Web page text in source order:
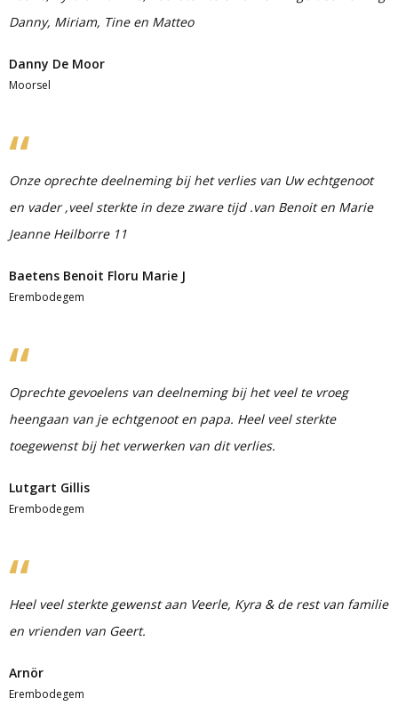
Danny, Miriam, Tine en Matteo
Danny De Moor
Moorsel
Onze oprechte deelneming bij het verlies van Uw echtgenoot
en vader ,veel sterkte in deze zware tijd .van Benoit en Marie
Jeanne Heilborre 11
Baetens Benoit Floru Marie J
Erembodegem
Oprechte gevoelens van deelneming bij het veel te vroeg
heengaan van je echtgenoot en papa. Heel veel sterkte
toegewenst bij het verwerken van dit verlies.
Lutgart Gillis
Erembodegem
Heel veel sterkte gewenst aan Veerle, Kyra & de rest van familie
en vrienden van Geert.
Arnör
Erembodegem